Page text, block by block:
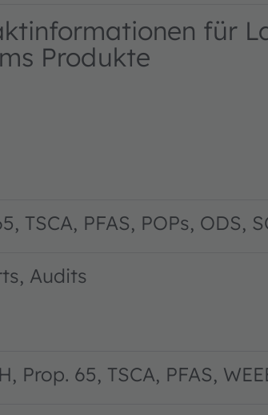
für
Produkte
PFAS, POPs, ODS,
Audits
65, TSCA, PFAS,